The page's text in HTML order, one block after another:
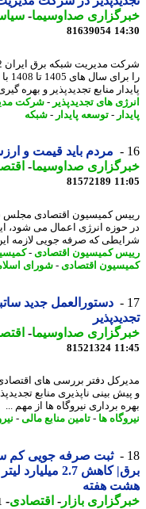
صداوسیما-سیاسی
81639054
را برای
منابع تجدیدپذیر و بهره گیری از
های تجدیدپذیر-شرکت مدیریت
-توسعه پایدار-شبکه
مردم باید قیمت و ارزش
صداوسیما-اقتصادی
81572189
کمیسیون اقتصادی مجلس
انرژی اعمال می شود، این
که صرفه جویی لازمه این
کمیسیون اقتصادی-کمیسیون
اقتصادی-شورای اسلامی-
دستورالعمل جدید ساتبا
صداوسیما-اقتصادی
81521324
دفتر بررسی های اقتصادی و
بینی ناپذیری منابع
برداری نیروگاه ها از مهم ...
ها- تامین منابع مالی-نیروگاه
ثبت صرفه جویی کم
برق| کاهش 2.7
هفته
بازار- اقتصادی-